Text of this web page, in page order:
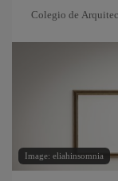
Colegio de
Image: eliahinsomnia